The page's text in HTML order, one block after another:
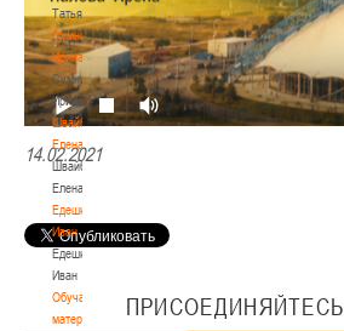
Татьяна
Сумникова
Ирина
Сумникова
Ирина
Швайбович
Елена
Швайбович
Елена
Едешко
Иван
Едешко
Иван
Обучающие
материалы
14.02.2021
ПРИСОЕДИНЯЙТЕСЬ